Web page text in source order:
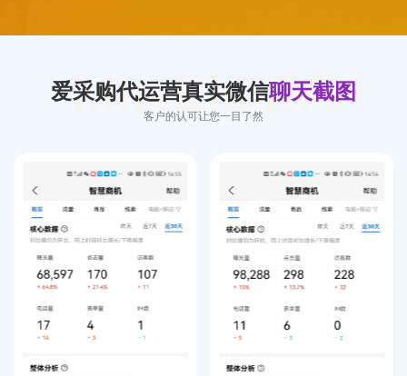
爱采购代运营真实微信聊天截图
客户的认可让您一目了然
MIKEIDEA